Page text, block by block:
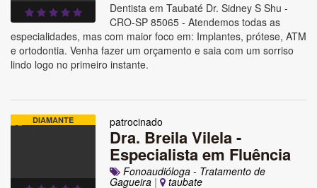
Dentista em Taubaté Dr. Sidney S Shu -
CRO-SP 85065 - Atendemos todas as
especialidades, mas com maior foco em: Implantes, prótese, ATM
e ortodontia. Venha fazer um orçamento e saia com um sorriso
lindo logo no primeiro instante.
DIAMANTE patrocinado
Dra. Breila Vilela -
Especialista em Fluência
Fonoaudióloga - Tratamento de
Gagueira | taubate